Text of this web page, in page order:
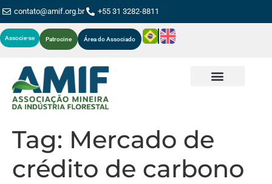
contato@amif.org.br +55 31 3282-8811
Associe-se Patrocine Área do Associado
Tag: Mercado de
crédito de carbono